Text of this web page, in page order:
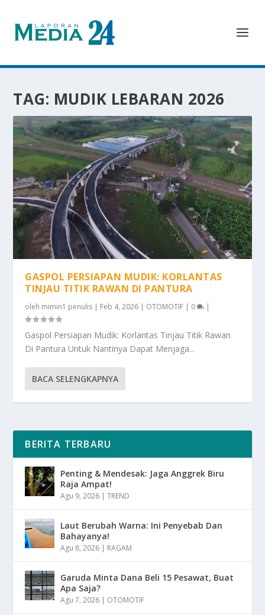
TAG: MUDIK LEBARAN 2026
GASPOL PERSIAPAN MUDIK: KORLANTAS
TINJAU TITIK RAWAN DI PANTURA
oleh mimin1 penulis | Feb 4, 2026 | OTOMOTIF | 0 |
Gaspol Persiapan Mudik: Korlantas Tinjau Titik Rawan
Di Pantura Untuk Nantinya Dapat Menjaga...
BACA SELENGKAPNYA
BERITA TERBARU
Penting & Mendesak: Jaga Anggrek Biru
Raja Ampat!
Agu 9, 2026 |TREND
Laut Berubah Warna: Ini Penyebab Dan
Bahayanya!
Agu 8, 2026 | RAGAM
Garuda Minta Dana Beli 15 Pesawat, Buat
Apa Saja?
Agu 7, 2026 | OTOMOTIF